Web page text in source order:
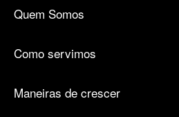
Quem Somos
Como servimos
Maneiras de crescer